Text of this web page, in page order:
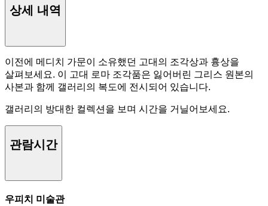
상세 내역
이전에 메디치 가문이 소유했던 고대의 조각상과 흉상을
살펴보세요. 이 고대 로마 조각품은 잃어버린 그리스 원본의
사본과 함께 갤러리의 복도에 전시되어 있습니다.
갤러리의 방대한 컬렉션을 보며 시간을 거닐어보세요.
관람시간
우피치 미술관